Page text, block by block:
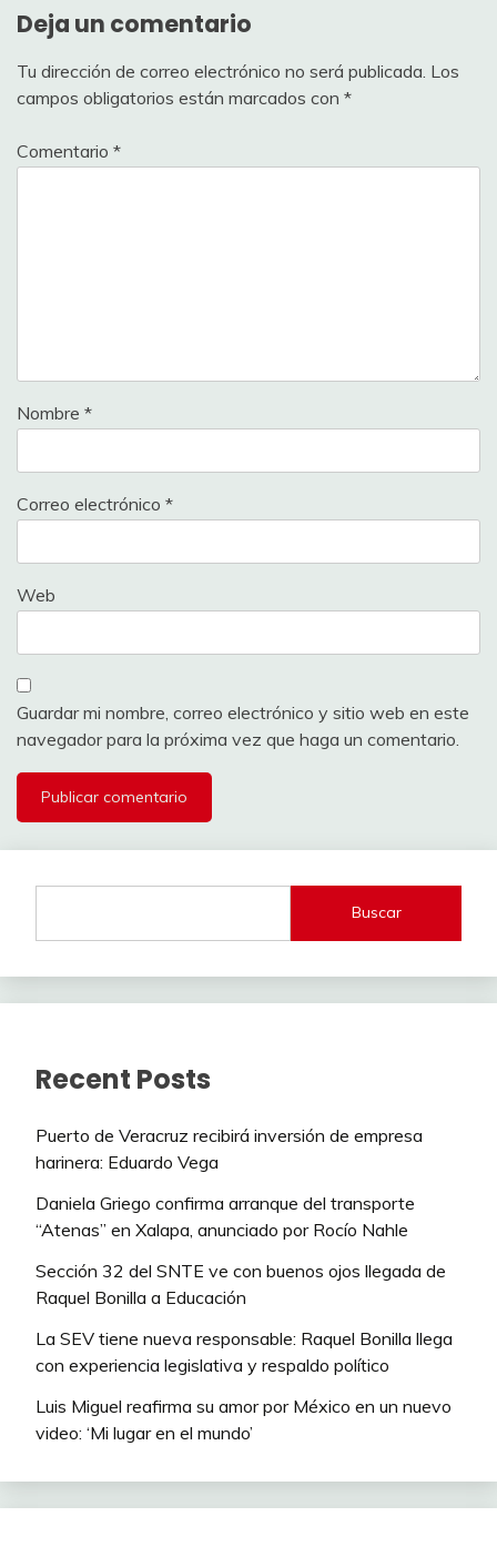
Deja un comentario
Tu dirección de correo electrónico no será publicada. Los
campos obligatorios están marcados con *
Comentario *
Nombre *
Correo electrónico *
Web
Guardar mi nombre, correo electrónico y sitio web en este
navegador para la próxima vez que haga un comentario.
Buscar
Recent Posts
Puerto de Veracruz recibirá inversión de empresa
harinera: Eduardo Vega
Daniela Griego confirma arranque del transporte
“Atenas” en Xalapa, anunciado por Rocío Nahle
Sección 32 del SNTE ve con buenos ojos llegada de
Raquel Bonilla a Educación
La SEV tiene nueva responsable: Raquel Bonilla llega
con experiencia legislativa y respaldo político
Luis Miguel reafirma su amor por México en un nuevo
video: ‘Mi lugar en el mundo’